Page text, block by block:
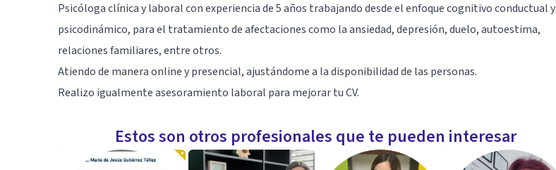
Psicóloga clínica y laboral con experiencia de 5 años trabajando desde el enfoque cognitivo conductual y
psicodinámico, para el tratamiento de afectaciones como la ansiedad, depresión, duelo, autoestima,
relaciones familiares, entre otros.
Atiendo de manera online y presencial, ajustándome a la disponibilidad de las personas.
Realizo igualmente asesoramiento laboral para mejorar tu CV.
Estos son otros profesionales que te pueden interesar